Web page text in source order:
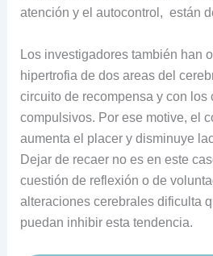
atención y el autocontrol, están
Los investigadores también han
hipertrofia de dos areas del
circuito de recompensa y con los
compulsivos. Por ese motive, el
aumenta el placer y disminuye
Dejar de recaer no es en este
cuestión de reflexión o de
alteraciones cerebrales dificulta
puedan inhibir esta tendencia.